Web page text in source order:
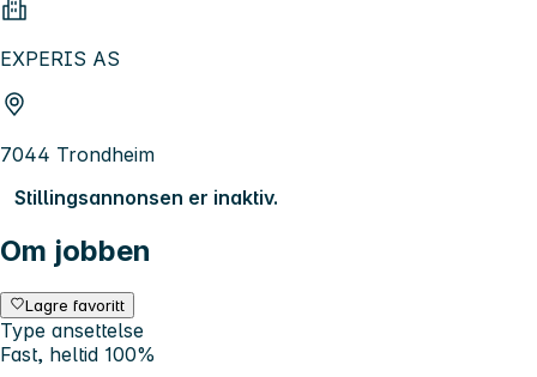
EXPERIS AS
7044 Trondheim
Stillingsannonsen er inaktiv.
Om jobben
Lagre favoritt
Type ansettelse
Fast, heltid 100%